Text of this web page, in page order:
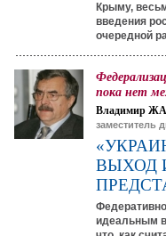
Крыму,
введения
очередной
пока нет
Владимир
заместитель
ВЫХОД
идеальным